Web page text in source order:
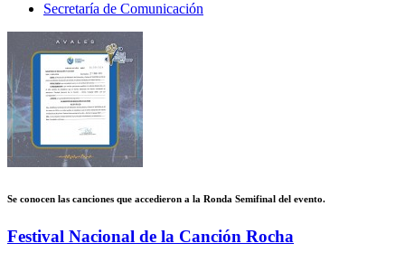
Secretaría de Comunicación
Se conocen las canciones que accedieron a la Ronda Semifinal del evento.
Festival Nacional de la Canción Rocha